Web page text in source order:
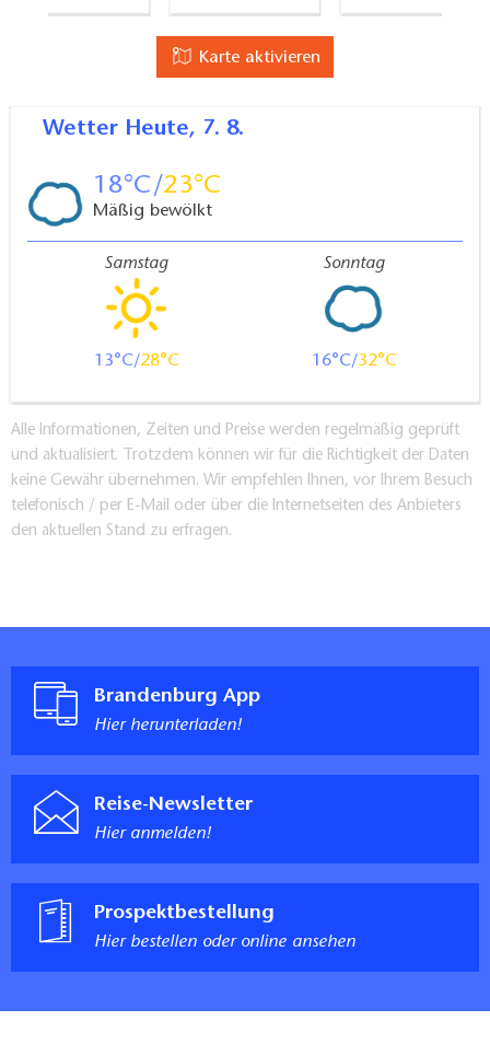
Karte aktivieren
Wetter Heute, 7. 8.
18 23
Mäßig bewölkt
Samstag
13 28
Sonntag
16 32
Alle Informationen, Zeiten und Preise werden regelmäßig geprüft
und aktualisiert. Trotzdem können wir für die Richtigkeit der Daten
keine Gewähr übernehmen. Wir empfehlen Ihnen, vor Ihrem Besuch
telefonisch / per E-Mail oder über die Internetseiten des Anbieters
den aktuellen Stand zu erfragen.
Brandenburg App
Hier herunterladen!
Reise-Newsletter
Hier anmelden!
Prospektbestellung
Hier bestellen oder online ansehen